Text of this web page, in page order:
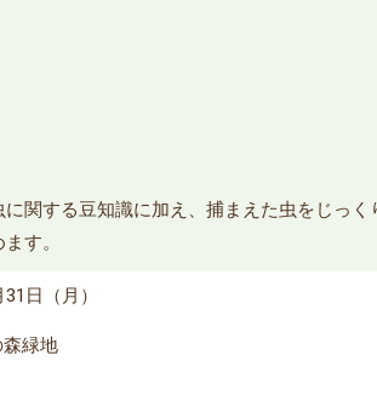
関する豆知識に加え、捕まえた虫をじっ
す。
日（月）
緑地